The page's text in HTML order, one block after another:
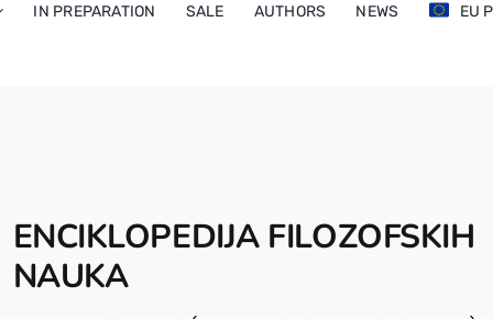
IN PREPARATION SALE AUTHORS NEWS EU
ENCIKLOPEDIJA FILOZOFSKIH
NAUKA